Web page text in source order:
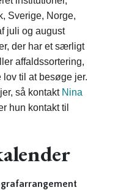
Sverige, Norge,
juli og august
der har et særligt
affaldssortering,
lov til at besøge jer.
så kontakt Nina
hun kontakt til